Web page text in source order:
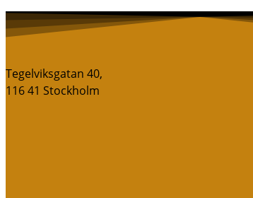
Tegelviksgatan 40,
116 41 Stockholm